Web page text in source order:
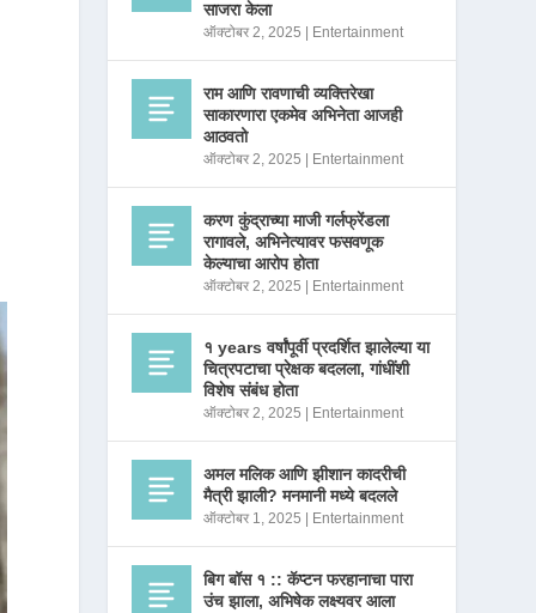
साजरा केला
ऑक्टोबर 2, 2025 Entertainment
राम आणि रावणाची व्यक्तिरेखा
साकारणारा एकमेव अभिनेता आजही
आठवतो
ऑक्टोबर 2, 2025 Entertainment
करण कुंद्राच्या माजी गर्लफ्रेंडला
रागावले, अभिनेत्यावर फसवणूक
केल्याचा आरोप होता
ऑक्टोबर 2, 2025 Entertainment
१ years वर्षांपूर्वी प्रदर्शित झालेल्या या
चित्रपटाचा प्रेक्षक बदलला, गांधींशी
विशेष संबंध होता
ऑक्टोबर 2, 2025 Entertainment
अमल मलिक आणि झीशान कादरीची
मैत्री झाली? मनमानी मध्ये बदलले
ऑक्टोबर 1, 2025 Entertainment
बिग बॉस १ :: कॅप्टन फरहानाचा पारा
उंच झाला, अभिषेक लक्ष्यवर आला